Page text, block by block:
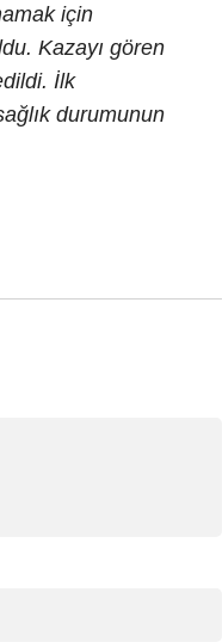
için
Kazayı gören
İlk
durumunun